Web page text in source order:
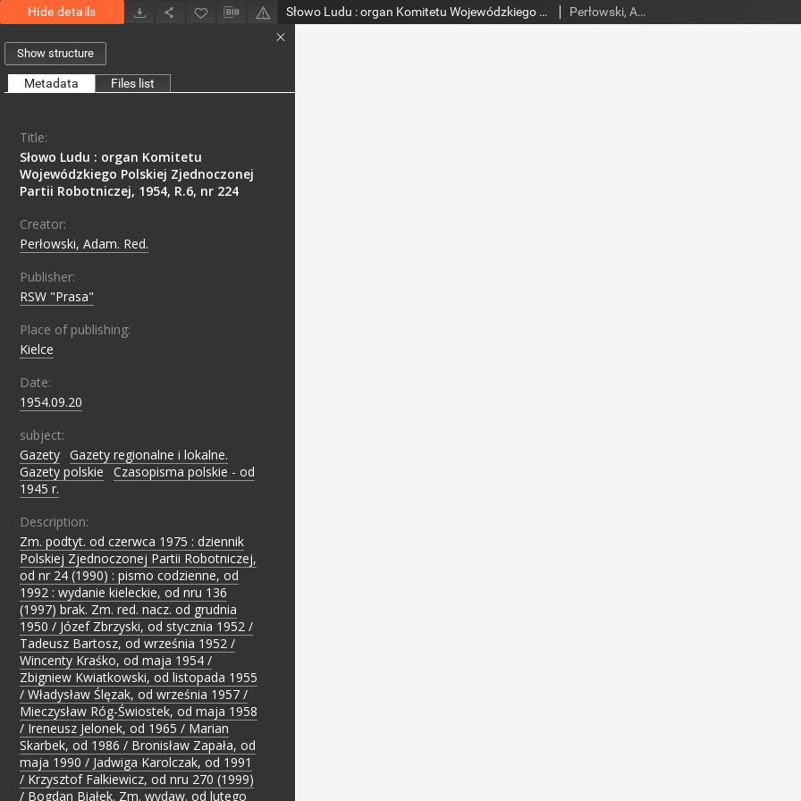
Hide details Słowo Ludu : organ Komitetu Wojewódzkiego Polskiej Zjednoczonej Partii Robotniczej, 1954, R.6, nr 224 Perłowski, Adam. Red.
Show structure
Metadata Files list
Title:
Słowo Ludu : organ Komitetu
Wojewódzkiego Polskiej Zjednoczonej
Partii Robotniczej, 1954, R.6, nr 224
Creator:
Perłowski, Adam. Red.
Publisher:
RSW "Prasa"
Place of publishing:
Kielce
Date:
1954.09.20
subject:
Gazety Gazety regionalne i lokalne.
Gazety polskie
Czasopisma polskie - od
1945 r.
Description:
Zm. podtyt. od czerwca 1975 : dziennik
Polskiej Zjednoczonej Partii Robotniczej,
od nr 24 (1990) : pismo codzienne, od
1992 : wydanie kieleckie, od nru 136
(1997) brak. Zm. red. nacz. od grudnia
1950 / Józef Zbrzyski, od stycznia 1952 /
Tadeusz Bartosz, od września 1952 /
Wincenty Kraśko, od maja 1954 /
Zbigniew Kwiatkowski, od listopada 1955
/ Władysław Ślęzak, od września 1957 /
Mieczysław Róg-Świostek, od maja 1958
/ Ireneusz Jelonek, od 1965 / Marian
Skarbek, od 1986 / Bronisław Zapała, od
maja 1990 / Jadwiga Karolczak, od 1991
/ Krzysztof Falkiewicz, od nru 270 (1999)
/ Bogdan Białek. Zm. wydaw. od lutego